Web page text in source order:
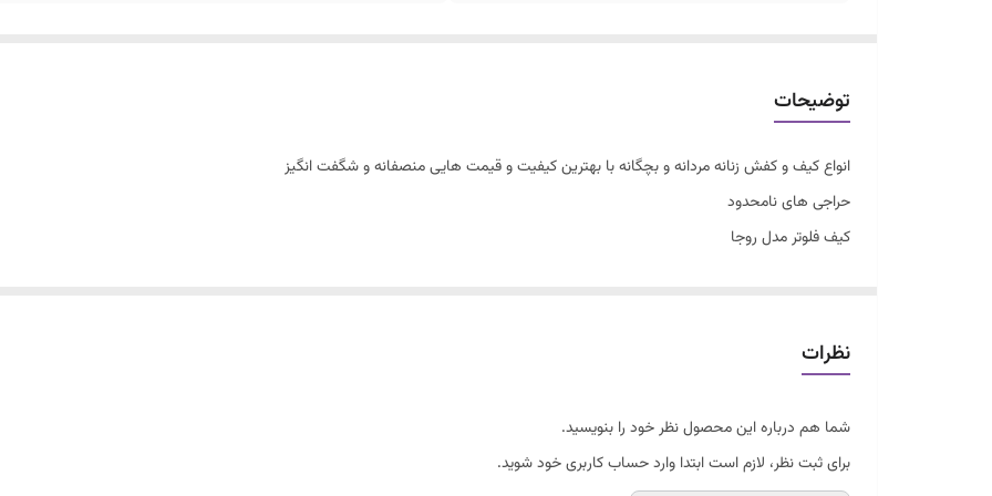
توضیحات
انواع کیف و کفش زنانه مردانه و بچگانه با بهترین کیفیت و قیمت هایی منصفانه و شگفت انگیز
حراجی های نامحدود
کیف فلوتر مدل روجا
هم دوشی هم دستی
بند بلند هم دارد
یراق وارداتی و رنگ ثابت
سایز متوسط تقریبا ۲۶*20
نظرات
شما هم درباره این محصول نظر خود را بنویسید.
برای ثبت نظر، لازم است ابتدا وارد حساب کاربری خود شوید.